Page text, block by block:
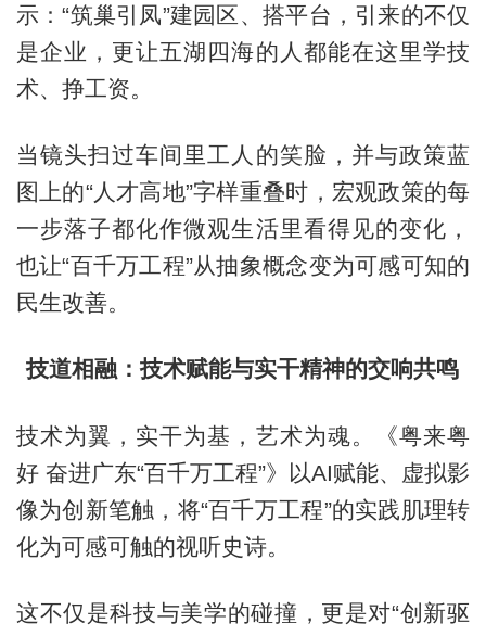
示：“筑巢引凤”建园区、搭平台，引来的不仅
是企业，更让五湖四海的人都能在这里学技
术、挣工资。
当镜头扫过车间里工人的笑脸，并与政策蓝
图上的“人才高地”字样重叠时，宏观政策的每
一步落子都化作微观生活里看得见的变化，
也让“百千万工程”从抽象概念变为可感可知的
民生改善。
技道相融：技术赋能与实干精神的交响共鸣
技术为翼，实干为基，艺术为魂。《粤来粤
好 奋进广东“百千万工程”》以AI赋能、虚拟影
像为创新笔触，将“百千万工程”的实践肌理转
化为可感可触的视听史诗。
这不仅是科技与美学的碰撞，更是对“创新驱